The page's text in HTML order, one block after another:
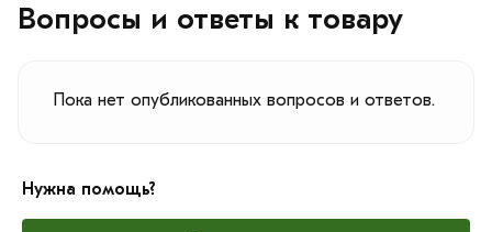
Вопросы и ответы к товару
Пока нет опубликованных вопросов и ответов.
Нужна помощь?